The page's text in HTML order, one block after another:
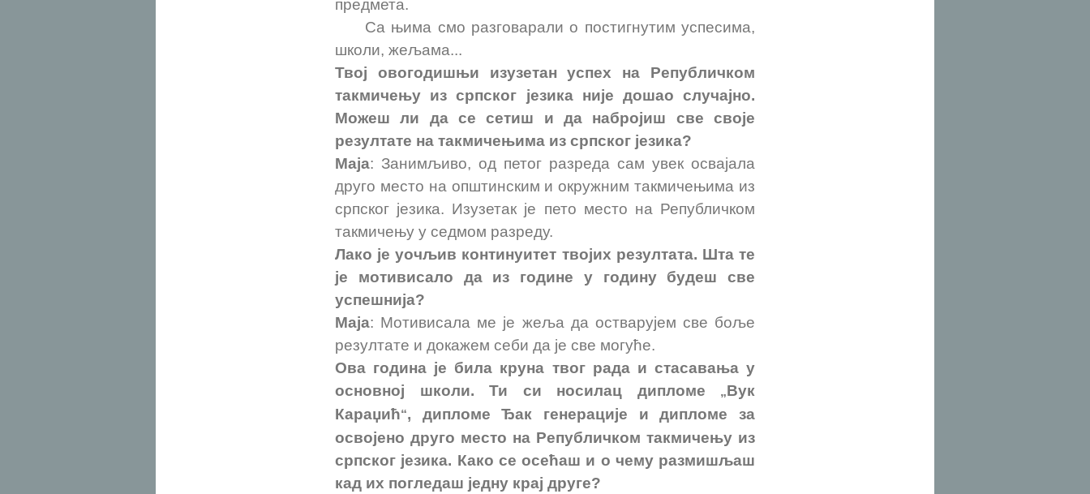
предмета.
Са њима смо разговарали о постигнутим успесима,
школи, жељама...
Твој овогодишњи изузетан успех на Републичком
такмичењу из српског језика није дошао случајно.
Можеш ли да се сетиш и да набројиш све своје
резултате на такмичењима из српског језика?
Маја: Занимљиво, од петог разреда сам увек освајала
друго место на општинским и окружним такмичењима из
српског језика. Изузетак је пето место на Републичком
такмичењу у седмом разреду.
Лако је уочљив континуитет твојих резултата. Шта те
је мотивисало да из године у годину будеш све
успешнија?
Маја: Мотивисала ме је жеља да остварујем све боље
резултате и докажем себи да је све могуће.
Ова година је била круна твог рада и стасавања у
основној школи. Ти си носилац дипломе
„Вук
Караџић“, дипломе Ђак генерације и дипломе за
освојено друго место на Републичком такмичењу из
српског језика. Како се осећаш и о чему размишљаш
кад их погледаш једну крај друге?